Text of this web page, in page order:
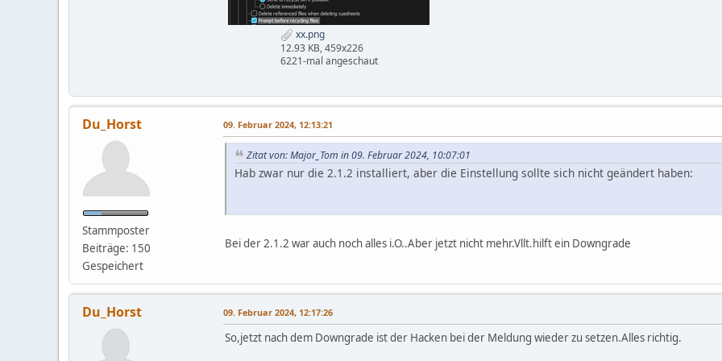
xx.png
12.93 KB, 459x226
6221-mal angeschaut
Du_Horst
Stammposter
Beiträge: 150
Gespeichert
09. Februar 2024, 12:13:21
Zitat von: Major_Tom in 09. Februar 2024, 10:07:01
Hab zwar nur die 2.1.2 installiert, aber die Einstellung sollte sich nicht geändert haben:
Bei der 2.1.2 war auch noch alles i.O..Aber jetzt nicht mehr.Vllt.hilft ein Downgrade
Du_Horst 09. Februar 2024, 12:17:26
So,jetzt nach dem Downgrade ist der Hacken bei der Meldung wieder zu setzen.Alles richtig.